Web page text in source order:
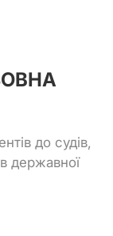
до судів,
державної